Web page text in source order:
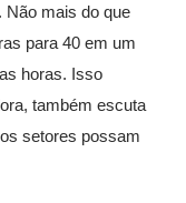
Não mais do que
para 40 em um
horas. Isso
também escuta
setores possam